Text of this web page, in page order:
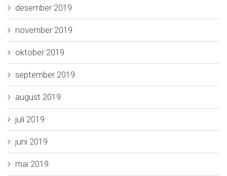
desember 2019
november 2019
oktober 2019
september 2019
august 2019
juli 2019
juni 2019
mai 2019